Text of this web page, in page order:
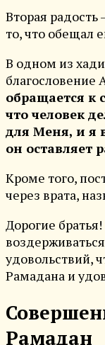
Вторая радость
то, что обещал
В одном из
благословение
обращается к
что человек
для Меня, и я
он оставляет
Кроме того,
через врата,
Дорогие
удовольствий,
Рамадана и
Рамадан